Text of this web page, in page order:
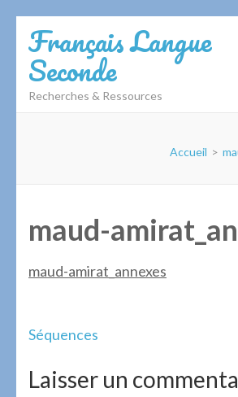
au
contenu
(Pressez
Entrée)
Français Langue
Seconde
Recherches & Ressources
Accueil >
maud-
maud-amirat_annexes
Navigation
l’article
Séquences
Laisser un